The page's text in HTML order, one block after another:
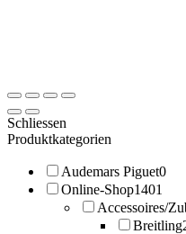
Schliessen
Produktkategorien
Audemars Piguet0
Online-Shop1401
Accessoires/
Breitling